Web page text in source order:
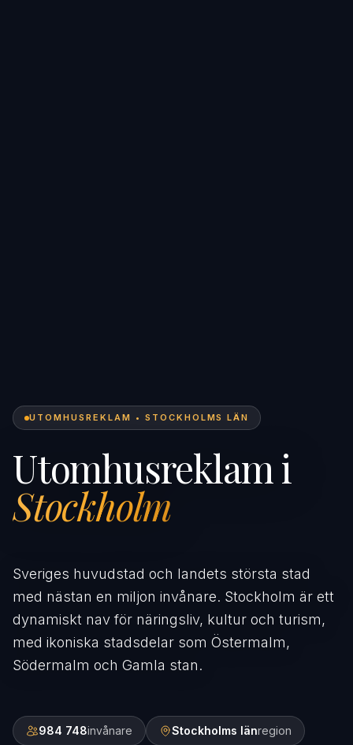
UTOMHUSREKLAM • STOCKHOLMS LÄN
Utomhusreklam i
Stockholm
Sveriges huvudstad och landets största stad
med nästan en miljon invånare. Stockholm är ett
dynamiskt nav för näringsliv, kultur och turism,
med ikoniska stadsdelar som Östermalm,
Södermalm och Gamla stan.
984 748invånare Stockholms länregion